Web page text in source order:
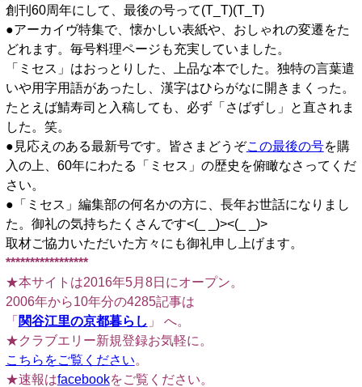
創刊60周年にして、最後の号って(T_T)(T_T)
●アーカイヴ特集で、懐かしい表紙や、おしゃれの変遷をた
どれます。毎号料理ページも充実していました。
「ミセス」はおっとりした、上品な本でした。独特の言葉遣
いや用字用語があったし、漢字はひらがなに開きまくった。
たとえば鯖寿司と入稿しても、必ず「さばずし」と直されま
した。笑。
●見応えのある最新号です。皆さまどうぞこの最後の号を購
入の上、60年にわたる「ミセス」の歴史を俯瞰なさってくだ
さい。
●「ミセス」編集部の何名かの方に、長年お世話になりまし
た。御礼の気持ちたくさんです<(_ _)><(_ _)>
取材ご協力いただいた方々にも御礼申し上げます。
*****************
★本サイトは2016年5月8日にオープン。
2006年から10年分の4285記事は
「 関谷江里の京都暮らし 」 へ。
★クラブエリー新規登録お気軽に。
こちらをご覧ください。
★速報はfacebookをご覧ください。